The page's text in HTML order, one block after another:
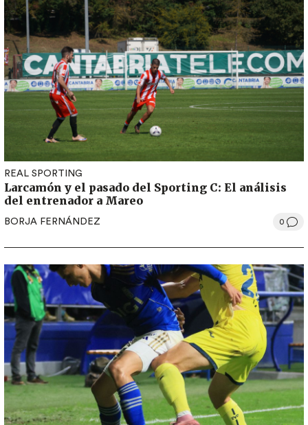
REAL SPORTING
Larcamón y el pasado del Sporting C: El análisis
del entrenador a Mareo
BORJA FERNÁNDEZ 0